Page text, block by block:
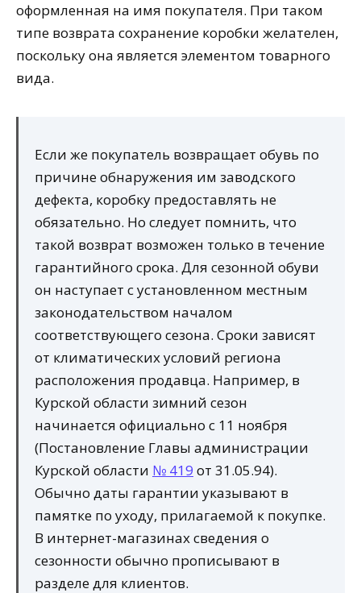
оформленная на имя покупателя. При таком
типе возврата сохранение коробки желателен,
поскольку она является элементом товарного
вида.
Если же покупатель возвращает обувь по
причине обнаружения им заводского
дефекта, коробку предоставлять не
обязательно. Но следует помнить, что
такой возврат возможен только в течение
гарантийного срока. Для сезонной обуви
он наступает с установленном местным
законодательством началом
соответствующего сезона. Сроки зависят
от климатических условий региона
расположения продавца. Например, в
Курской области зимний сезон
начинается официально с 11 ноября
(Постановление Главы администрации
Курской области № 419 от 31.05.94).
Обычно даты гарантии указывают в
памятке по уходу, прилагаемой к покупке.
В интернет-магазинах сведения о
сезонности обычно прописывают в
разделе для клиентов.